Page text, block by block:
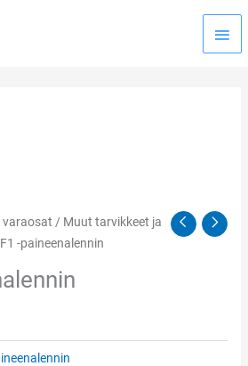
varaosat / Muut tarvikkeet ja
-paineenalennin